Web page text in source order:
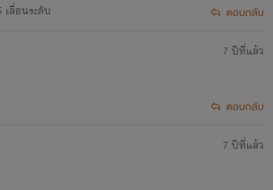
ลื่อนระดับ ตอบกลับ
7 ปีที่แล้ว
ตอบกลับ
7 ปีที่แล้ว